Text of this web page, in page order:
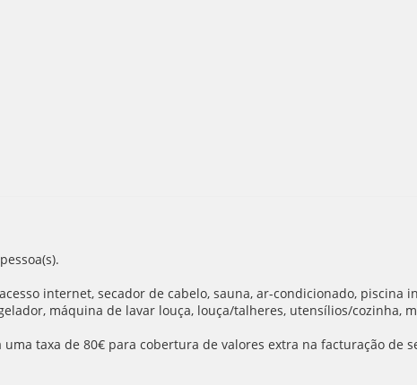
internet, secador de cabelo, sauna, ar-condicionado,
máquina de lavar louça, louça/talheres, utensílios/cozinha,
taxa de 80€ para cobertura de valores extra na facturação de